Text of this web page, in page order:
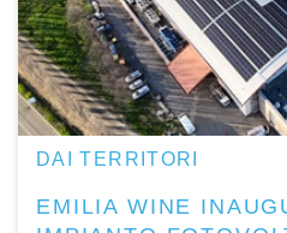
DAI TERRITORI
EMILIA WINE